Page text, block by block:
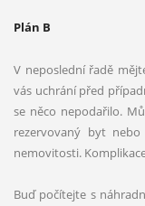
Plán B
V neposlední řadě
vás uchrání před
se něco nepodařilo.
rezervovaný byt
nemovitosti.
Buď počítejte s